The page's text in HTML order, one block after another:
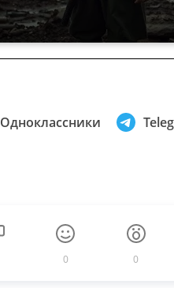
Одноклассники
0 0